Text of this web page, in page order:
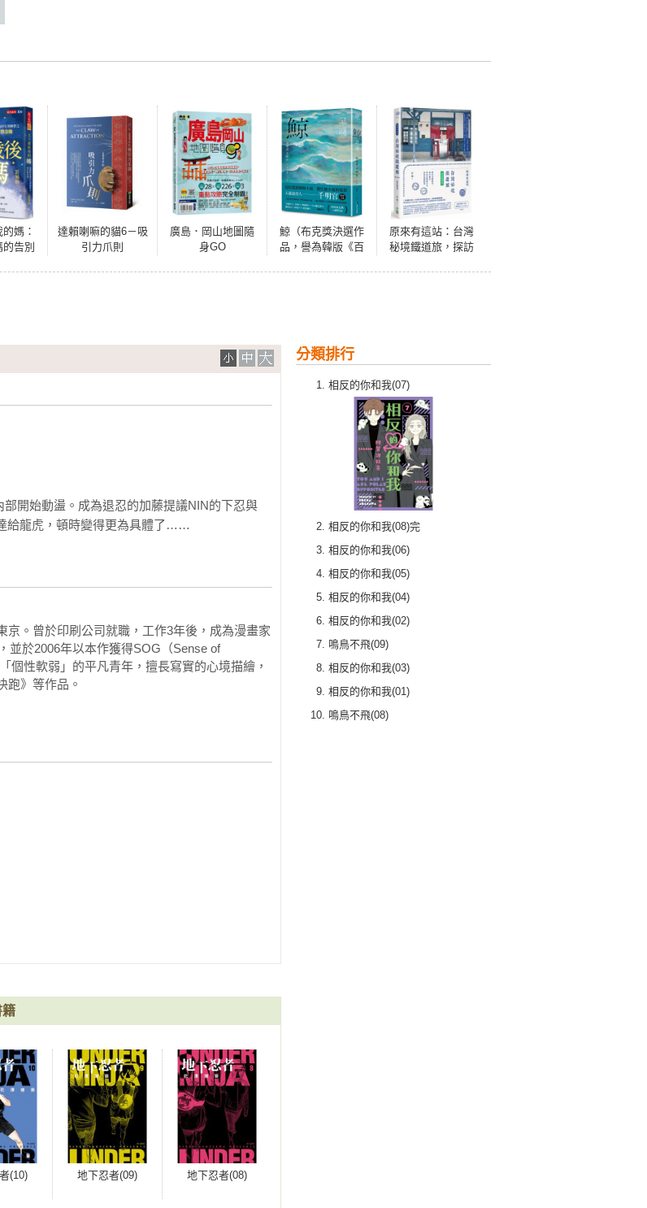
媽：
告別
達賴喇嘛的貓6－吸
引力爪則
廣島．岡山地圖隨
身GO
鯨（布克獎決選作
品，譽為韓版《百
原來有這站：台灣
秘境鐵道旅，探訪
分類排行
相反的你和我(07)
相反的你和我(08)完
相反的你和我(06)
相反的你和我(05)
相反的你和我(04)
相反的你和我(02)
鳴鳥不飛(09)
相反的你和我(03)
相反的你和我(01)
鳴鳥不飛(08)
開始動盪。成為退忍的加藤提議NIN的下忍與
給龍虎，頓時變得更為具體了……
。曾於印刷公司就職，工作3年後，成為漫畫家
並於2006年以本作獲得SOG（Sense of
個性軟弱」的平凡青年，擅長寫實的心境描繪，
跑》等作品。
籍
(10) 地下忍者(09) 地下忍者(08)